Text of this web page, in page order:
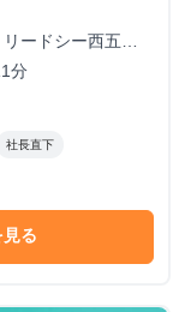
ードシー西五反
分
社長直下
る